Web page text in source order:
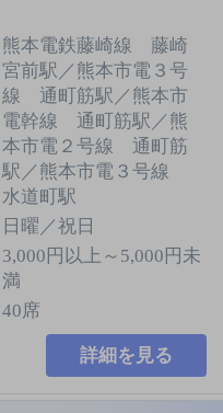
熊本電鉄藤崎線 藤崎
宮前駅／熊本市電３号
線 通町筋駅／熊本市
電幹線 通町筋駅／熊
本市電２号線 通町筋
駅／熊本市電３号線
水道町駅
日曜／祝日
3,000円以上～5,000円未
満
40席
詳細を見る